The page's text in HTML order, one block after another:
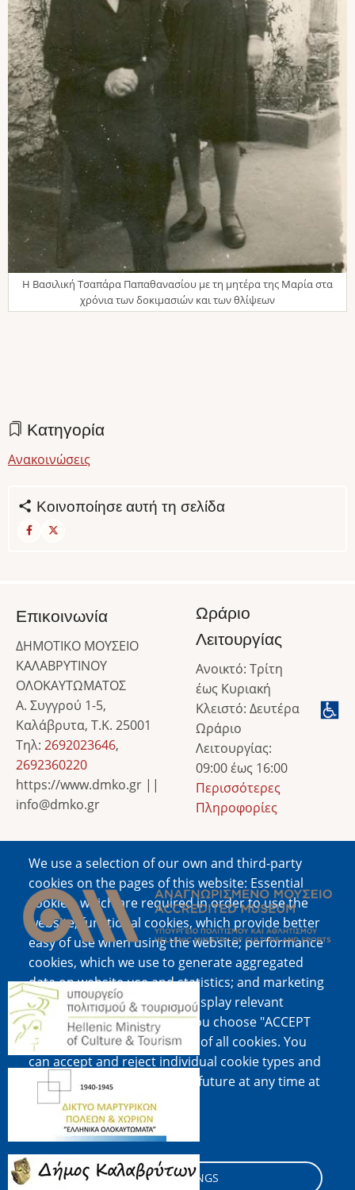
Η Βασιλική Τσαπάρα Παπαθανασίου με τη μητέρα της Μαρία στα
χρόνια των δοκιμασιών και των θλίψεων
Κατηγορία
Ανακοινώσεις
Κοινοποίησε αυτή τη σελίδα
We use a selection of our own and third-party
cookies on the pages of this website: Essential
cookies, which are required in order to use the
website; functional cookies, which provide better
easy of use when using the website; performance
cookies, which we use to generate aggregated
data on website use and statistics; and marketing
cookies, which are used to display relevant
content and advertising. If you choose "ACCEPT
ALL", you consent to the use of all cookies. You
can accept and reject individual cookie types and
revoke your consent for the future at any time at
"Settings".
Cookie documentation
COOKIE SETTINGS
Επικοινωνία
ΔΗΜΟΤΙΚΟ ΜΟΥΣΕΙΟ
ΚΑΛΑΒΡΥΤΙΝΟΥ
ΟΛΟΚΑΥΤΩΜΑΤΟΣ
Α. Συγγρού 1-5,
Καλάβρυτα, Τ.Κ. 25001
Τηλ: 2692023646,
2692360220
https://www.dmko.gr ||
info@dmko.gr
Ωράριο
Λειτουργίας
Ανοικτό: Τρίτη
έως Κυριακή
Κλειστό: Δευτέρα
Ωράριο
Λειτουργίας:
09:00 έως 16:00
Περισσότερες
Πληροφορίες
Image
Image
Image
Image